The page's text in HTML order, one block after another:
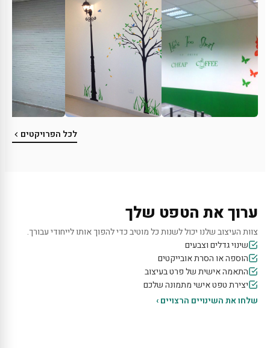
לכל הפרויקטים
ערוך את הטפט שלך
צוות העיצוב שלנו יכול לשנות כל מוטיב כדי להפוך אותו לייחודי עבורך.
שינוי גדלים וצבעים
הוספה או הסרת אובייקטים
התאמה אישית של פרט בעיצוב
יצירת טפט אישי מתמונה שלכם
שלחו את השינויים הרצויים ›